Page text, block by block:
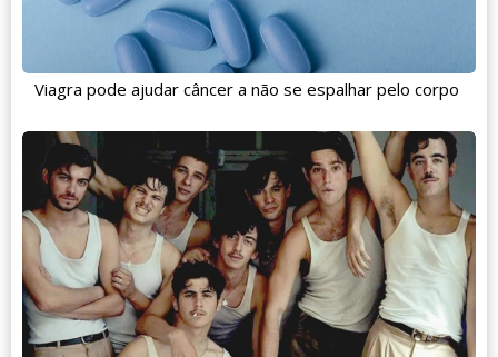
Viagra pode ajudar câncer a não se espalhar pelo corpo